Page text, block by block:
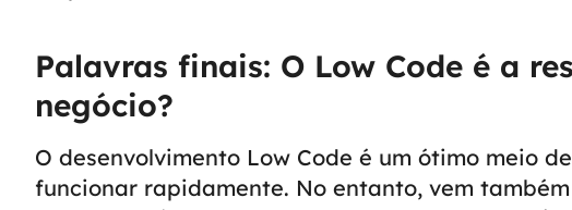
Palavras finais: O Low Code é a
negócio?
O desenvolvimento Low Code é um ótimo meio
funcionar rapidamente. No entanto, vem